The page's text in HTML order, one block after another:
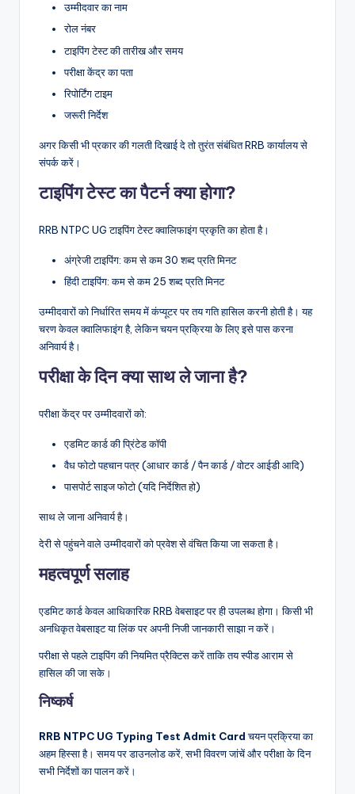
उम्मीदवार का नाम
रोल नंबर
टाइपिंग टेस्ट की तारीख और समय
परीक्षा केंद्र का पता
रिपोर्टिंग टाइम
जरूरी निर्देश
अगर किसी भी प्रकार की गलती दिखाई दे तो तुरंत संबंधित RRB कार्यालय से
संपर्क करें।
टाइपिंग टेस्ट का पैटर्न क्या होगा?
RRB NTPC UG टाइपिंग टेस्ट क्वालिफाइंग प्रकृति का होता है।
अंग्रेजी टाइपिंग: कम से कम 30 शब्द प्रति मिनट
हिंदी टाइपिंग: कम से कम 25 शब्द प्रति मिनट
उम्मीदवारों को निर्धारित समय में कंप्यूटर पर तय गति हासिल करनी होती है। यह
चरण केवल क्वालिफाइंग है, लेकिन चयन प्रक्रिया के लिए इसे पास करना
अनिवार्य है।
परीक्षा के दिन क्या साथ ले जाना है?
परीक्षा केंद्र पर उम्मीदवारों को:
एडमिट कार्ड की प्रिंटेड कॉपी
वैध फोटो पहचान पत्र (आधार कार्ड / पैन कार्ड / वोटर आईडी आदि)
पासपोर्ट साइज फोटो (यदि निर्देशित हो)
साथ ले जाना अनिवार्य है।
देरी से पहुंचने वाले उम्मीदवारों को प्रवेश से वंचित किया जा सकता है।
महत्वपूर्ण सलाह
एडमिट कार्ड केवल आधिकारिक RRB वेबसाइट पर ही उपलब्ध होगा। किसी भी
अनधिकृत वेबसाइट या लिंक पर अपनी निजी जानकारी साझा न करें।
परीक्षा से पहले टाइपिंग की नियमित प्रैक्टिस करें ताकि तय स्पीड आराम से
हासिल की जा सके।
निष्कर्ष
RRB NTPC UG Typing Test Admit Cardचयन प्रक्रिया का
अहम हिस्सा है। समय पर डाउनलोड करें, सभी विवरण जांचें और परीक्षा के दिन
सभी निर्देशों का पालन करें।